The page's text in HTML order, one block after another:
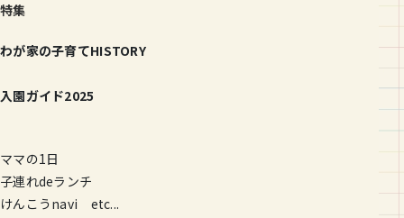
特集
わが家の子育てHISTORY
入園ガイド2025
ママの1日
子連れdeランチ
けんこうnavi etc...